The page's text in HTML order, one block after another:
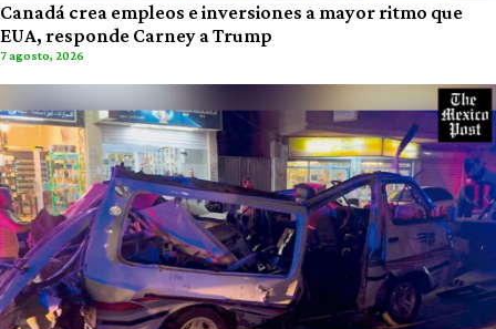
Canadá crea empleos e inversiones a mayor ritmo que
EUA, responde Carney a Trump
7 agosto, 2026